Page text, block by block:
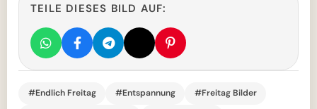
TEILE DIESES BILD AUF:
#Endlich Freitag #Entspannung
#Freitag Bilder